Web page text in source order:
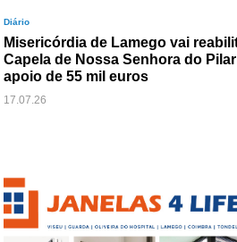
Diário
Misericórdia de Lamego vai
Capela de Nossa Senhora do
apoio de 55 mil euros
17.07.26